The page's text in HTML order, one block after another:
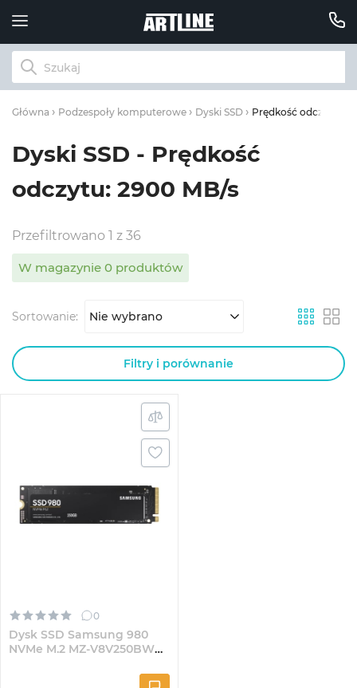
Główna Podzespoły komputerowe Dyski SSD Prędkość odczytu:
Dyski SSD - Prędkość
odczytu: 2900 MB/s
Przefiltrowano 1 z 36
W magazynie 0 produktów
Sortowanie: Nie wybrano
Filtry i porównanie
0
Dysk SSD Samsung 980
NVMe M.2 MZ-V8V250BW